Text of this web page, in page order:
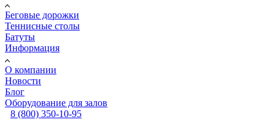
Беговые дорожки
Теннисные столы
Батуты
Информация
О компании
Новости
Блог
Оборудование для залов
8 (800) 350-10-95